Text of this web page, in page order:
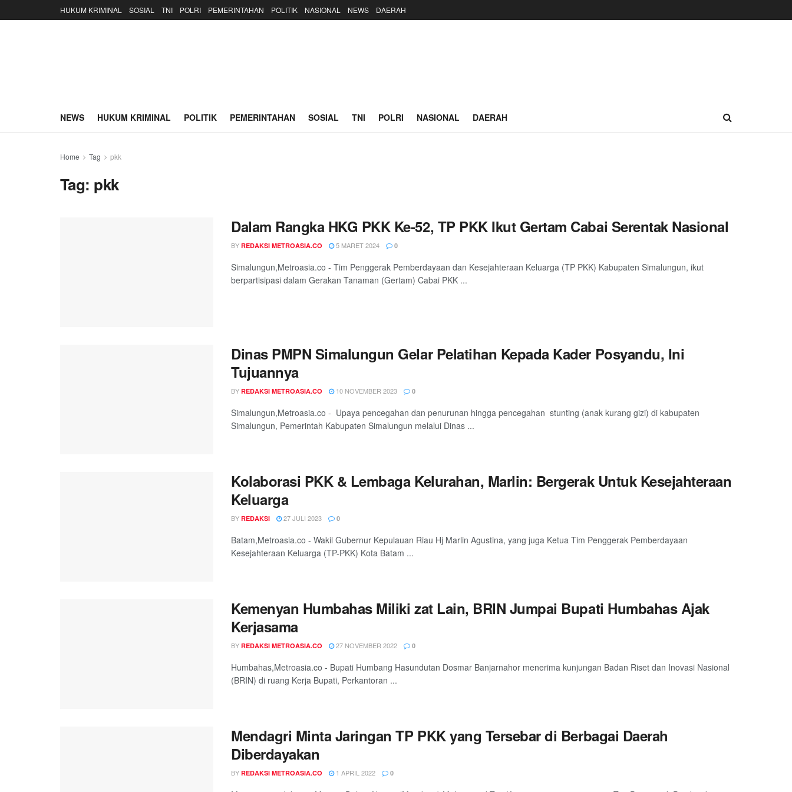
HUKUM KRIMINAL SOSIAL TNI POLRI PEMERINTAHAN POLITIK NASIONAL NEWS DAERAH
NEWS HUKUM KRIMINAL POLITIK PEMERINTAHAN SOSIAL TNI POLRI NASIONAL DAERAH
Home Tag pkk
Tag: pkk
Dalam Rangka HKG PKK Ke-52, TP PKK Ikut Gertam Cabai Serentak Nasional
BY REDAKSI METROASIA.CO 5 MARET 2024 0
Simalungun,Metroasia.co - Tim Penggerak Pemberdayaan dan Kesejahteraan Keluarga (TP PKK) Kabupaten Simalungun, ikut
berpartisipasi dalam Gerakan Tanaman (Gertam) Cabai PKK ...
Dinas PMPN Simalungun Gelar Pelatihan Kepada Kader Posyandu, Ini
Tujuannya
BY REDAKSI METROASIA.CO 10 NOVEMBER 2023 0
Simalungun,Metroasia.co - Upaya pencegahan dan penurunan hingga pencegahan stunting (anak kurang gizi) di kabupaten
Simalungun, Pemerintah Kabupaten Simalungun melalui Dinas ...
Kolaborasi PKK & Lembaga Kelurahan, Marlin: Bergerak Untuk Kesejahteraan
Keluarga
BY REDAKSI 27 JULI 2023 0
Batam,Metroasia.co - Wakil Gubernur Kepulauan Riau Hj Marlin Agustina, yang juga Ketua Tim Penggerak Pemberdayaan
Kesejahteraan Keluarga (TP-PKK) Kota Batam ...
Kemenyan Humbahas Miliki zat Lain, BRIN Jumpai Bupati Humbahas Ajak
Kerjasama
BY REDAKSI METROASIA.CO 27 NOVEMBER 2022 0
Humbahas,Metroasia.co - Bupati Humbang Hasundutan Dosmar Banjarnahor menerima kunjungan Badan Riset dan Inovasi Nasional
(BRIN) di ruang Kerja Bupati, Perkantoran ...
Mendagri Minta Jaringan TP PKK yang Tersebar di Berbagai Daerah
Diberdayakan
BY REDAKSI METROASIA.CO 1 APRIL 2022 0